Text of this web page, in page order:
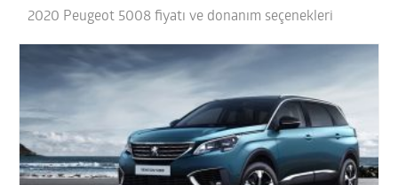
2020 Peugeot 5008 fiyatı ve donanım seçenekleri